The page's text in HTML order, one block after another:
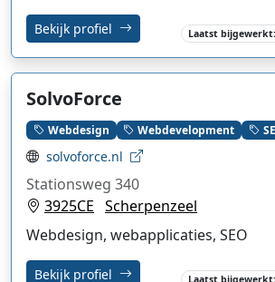
Bekijk profiel Laatst
SolvoForce
Webdesign Webdevelopment
solvoforce.nl
Stationsweg 340
3925CE Scherpenzeel
Webdesign, webapplicaties, SEO
Bekijk profiel Laatst